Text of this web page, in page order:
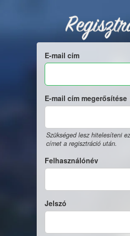
E-mail cím
E-mail cím megerősítése
Szükséged lesz hitelesíteni
címet a regisztráció után.
Felhasználónév
Jelszó